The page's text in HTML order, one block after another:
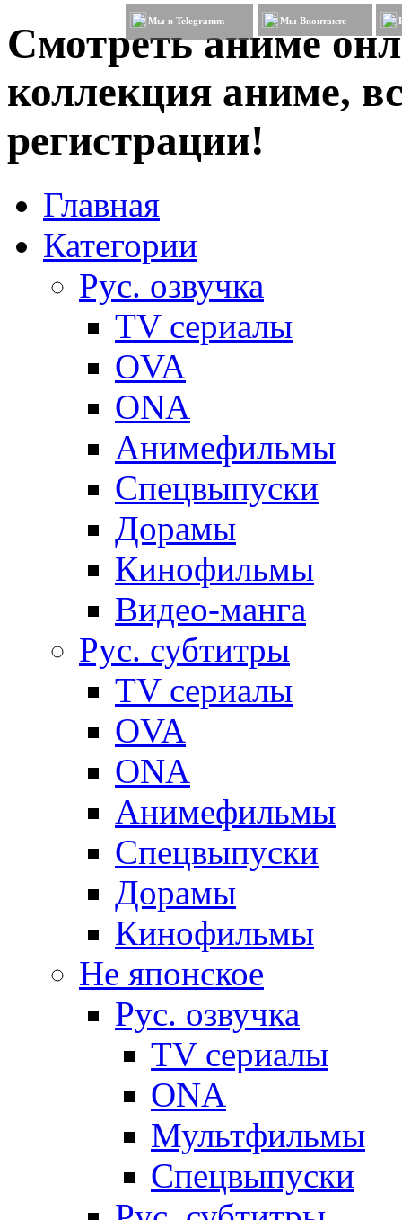
Смотреть аниме
коллекция аниме,
регистрации!
Мы в Telegramm Мы Вконтакте
Главная
Категории
Рус. озвучка
TV сериалы
OVA
ONA
Анимефильмы
Спецвыпуски
Дорамы
Кинофильмы
Видео-манга
Рус. субтитры
TV сериалы
OVA
ONA
Анимефильмы
Спецвыпуски
Дорамы
Кинофильмы
Не японское
Рус. озвучка
TV сериалы
ONA
Мультфильмы
Спецвыпуски